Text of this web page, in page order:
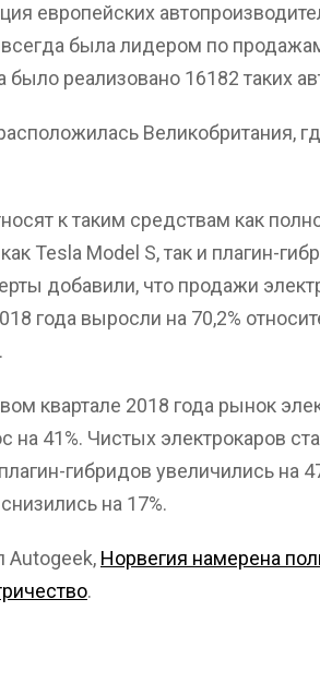
европейских
всегда была лидером по
реализовано 16182 таких
Великобритания,
к таким средствам как
Tesla Model S, так и плагин-
добавили, что продажи
года выросли на 70,2%
квартале 2018 года рынок
на 41%. Чистых электрокаров
гибридов увеличились на
на 17%.
Autogeek, Норвегия намерена
.